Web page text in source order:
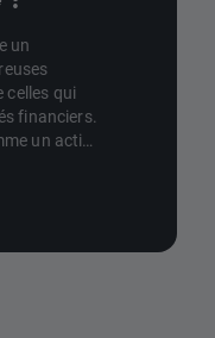
un
celles qui
financiers.
un actif
l'or. Dans
dans l'or.